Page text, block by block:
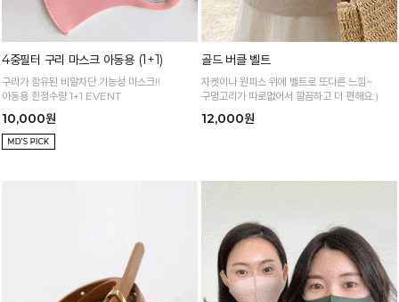
4중필터 구리 마스크 아동용 (1+1)
구리가 함유된 비말차단 기능성 마스크!!
아동용 한정수량 1+1 EVENT
10,000원
골드 버클 벨트
자켓이나 원피스 위에 벨트로 또다른 느낌~
구멍고리가 따로없어서 깔끔하고 더 편해요:)
12,000원